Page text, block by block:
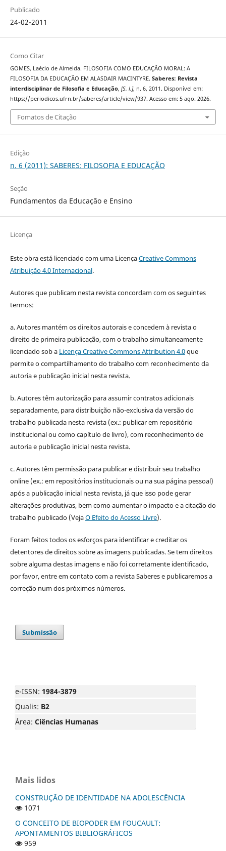
Publicado
24-02-2011
Como Citar
GOMES, Laécio de Almeida. FILOSOFIA COMO EDUCAÇÃO MORAL: A
FILOSOFIA DA EDUCAÇÃO EM ALASDAIR MACINTYRE. Saberes: Revista
interdisciplinar de Filosofia e Educação, [S. l.], n. 6, 2011. Disponível em:
https://periodicos.ufrn.br/saberes/article/view/937. Acesso em: 5 ago. 2026.
Fomatos de Citação
Edição
n. 6 (2011): SABERES: FILOSOFIA E EDUCAÇÃO
Seção
Fundamentos da Educação e Ensino
Licença
Este obra está licenciado com uma LicençaCreative Commons
Atribuição 4.0 Internacional.
Autores que publicam nesta revista concordam com os seguintes
termos:
a. Autores mantém os direitos autorais e concedem à revista o
direito de primeira publicação, com o trabalho simultaneamente
licenciado sob a Licença Creative Commons Attribution 4.0que
permite o compartilhamento do trabalho com reconhecimento da
autoria e publicação inicial nesta revista.
b. Autores têm autorização para assumir contratos adicionais
separadamente, para distribuição não-exclusiva da versão do
trabalho publicada nesta revista (ex.: publicar em repositório
institucional ou como capítulo de livro), com reconhecimento de
autoria e publicação inicial nesta revista.
c. Autores têm permissão para publicar e distribuir seu trabalho
online (ex.: em repositórios institucionais ou na sua página pessoal)
após a publicação inicial nesta revista, já que isso pode gerar
alterações produtivas, bem como aumentar o impacto e a citação do
trabalho publicado (VejaO Efeito do Acesso Livre).
Foram feitos todos os esforços para identificar e creditar os
detentores de direitos sobre as imagens publicadas. Se tem direitos
sobre alguma destas imagens e não foi corretamente identificado,
por favor, entre em contato com a revista Saberes e publicaremos a
correção num dos próximos números.
Submissão
e-ISSN: 1984-3879
Qualis: B2
Área: Ciências Humanas
Mais lidos
CONSTRUÇÃO DE IDENTIDADE NA ADOLESCÊNCIA
1071
O CONCEITO DE BIOPODER EM FOUCAULT:
APONTAMENTOS BIBLIOGRÁFICOS
959